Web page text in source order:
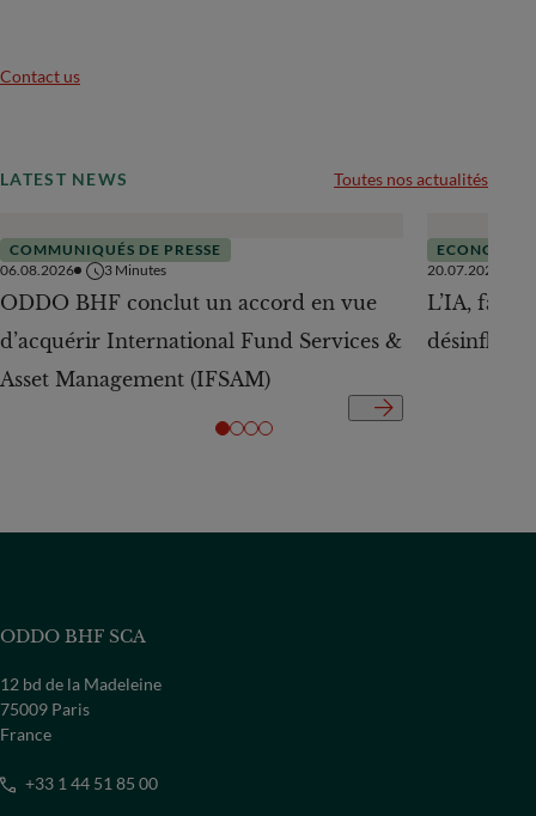
Contact us
LATEST NEWS Toutes nos actualités
COMMUNIQUÉS DE PRESSE
06.08.2026
3 Minutes
ODDO BHF conclut un accord en vue
d’acquérir International Fund Services &
Asset Management (IFSAM)
ECONOMIE
20.07.2026
L’IA,
ODDO BHF SCA
12 bd de la Madeleine
75009 Paris
France
+33 1 44 51 85 00